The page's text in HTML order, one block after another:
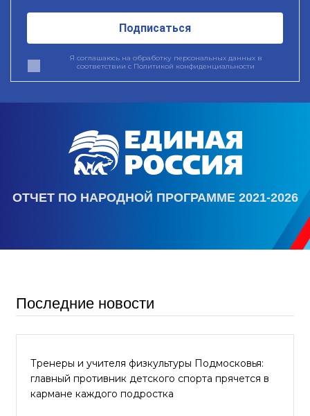
Подписаться
Я соглашаюсь на обработку персональных данных в
соответствии с Политикой конфиденциальности
ОТЧЕТ ПО НАРОДНОЙ ПРОГРАММЕ 2021-2026
Последние новости
Тренеры и учителя физкультуры Подмосковья:
главный противник детского спорта прячется в
кармане каждого подростка